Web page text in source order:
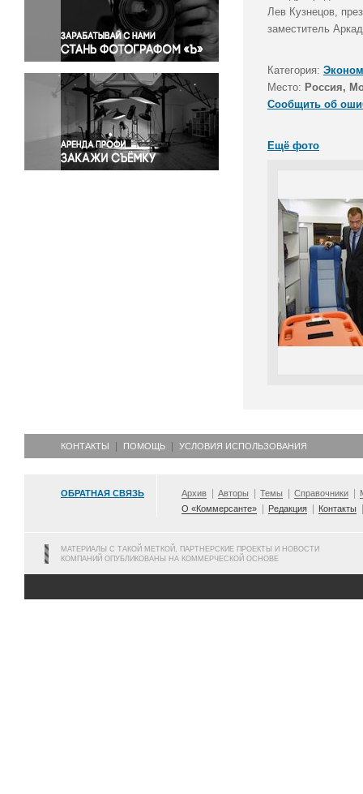
Правосудие
Происшествия и конфликты
Религия
Светская жизнь
Спорт
Экология
Экономика и бизнес
Лев Кузнецов,
заместитель
Категория:
Место: Россия,
Сообщить об
Ещё фото
КОНТАКТЫ ПОМОЩЬ УСЛОВИЯ ИСПОЛЬЗОВАНИЯ
ОБРАТНАЯ СВЯЗЬ Архив Авторы Темы Справочники
О «Коммерсанте»
Редакция Контакты
МАТЕРИАЛЫ С ТАКОЙ МЕТКОЙ, ПАРТНЕРСКИЕ ПРОЕКТЫ И НОВОСТИ
КОМПАНИЙ ОПУБЛИКОВАНЫ НА КОММЕРЧЕСКОЙ ОСНОВЕ